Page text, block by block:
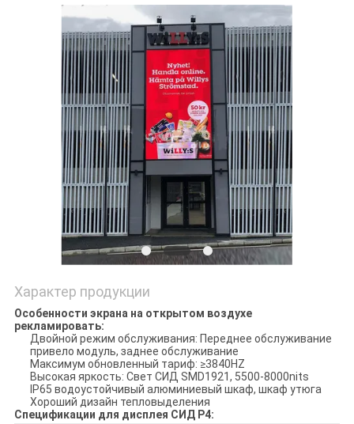
POLICY
Характер продукции
Особенности экрана на открытом воздухе
рекламировать:
Двойной режим обслуживания: Переднее обслуживание
привело модуль, заднее обслуживание
Максимум обновленный тариф: ≥3840HZ
Высокая яркость: Свет СИД SMD1921, 5500-8000nits
IP65 водоустойчивый алюминиевый шкаф, шкаф утюга
Хороший дизайн тепловыделения
Спецификации для дисплея СИД P4: